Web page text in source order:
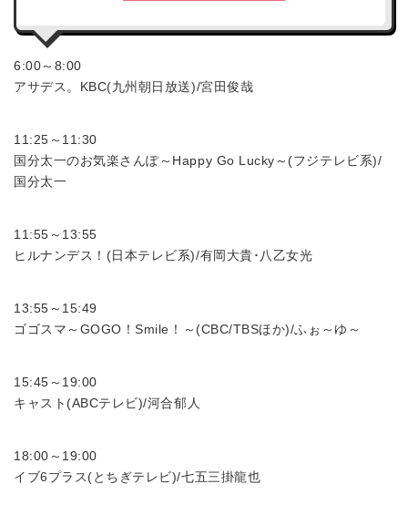
6:00～8:00
アサデス。KBC(九州朝日放送)/宮田俊哉
11:25～11:30
国分太一のお気楽さんぽ～Happy Go Lucky～(フジテレビ系)/
国分太一
11:55～13:55
ヒルナンデス！(日本テレビ系)/有岡大貴･八乙女光
13:55～15:49
ゴゴスマ～GOGO！Smile！～(CBC/TBSほか)/ふぉ～ゆ～
15:45～19:00
キャスト(ABCテレビ)/河合郁人
18:00～19:00
イブ6プラス(とちぎテレビ)/七五三掛龍也